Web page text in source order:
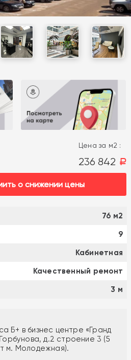
Цена за м2 :
236 842 a
о снижении цены
76 м2
9
Кабинетная
Качественный ремонт
3 м
Б+ в бизнес центре «Гранд
д.2 строение 3 (5
м. Молодежная).